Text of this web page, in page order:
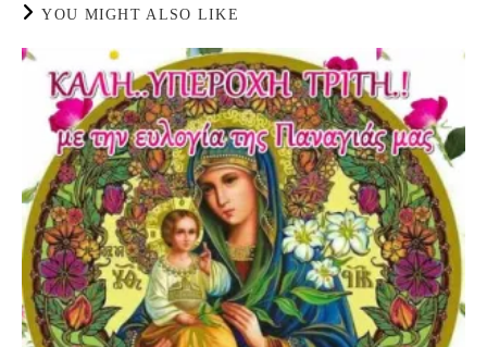
YOU MIGHT ALSO LIKE